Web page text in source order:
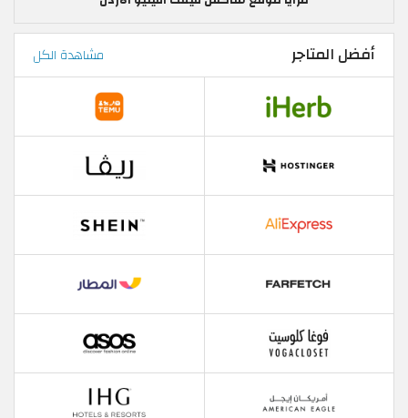
أفضل المتاجر مشاهدة الكل